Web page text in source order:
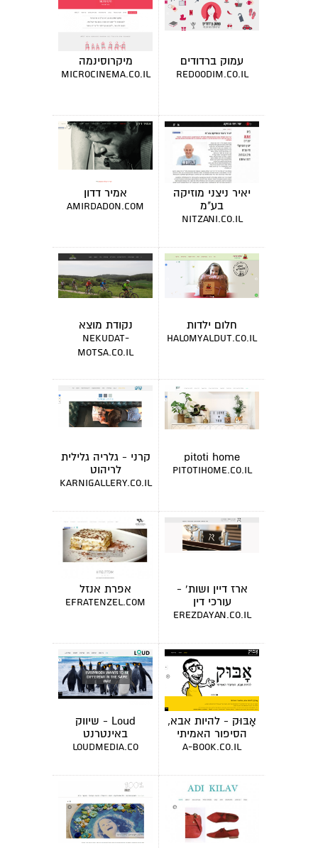
עמוק ברדודים
redoodim.co.il
מיקרוסינמה
microcinema.co.il
יאיר ניצני מוזיקה
בע"מ
nitzani.co.il
אמיר דדון
amirdadon.com
חלום ילדות
halomyaldut.co.il
נקודת מוצא
nekudat-
motsa.co.il
pitoti home
pitotihome.co.il
קרני - גלריה גלילית
לריהוט
karnigallery.co.il
ארז דיין ושות' -
עורכי דין
erezdayan.co.il
אפרת אנזל
efratenzel.com
אָבּוּק - להיות אבא,
הסיפור האמיתי
a-book.co.il
Loud - שיווק
באינטרנט
loudmedia.co